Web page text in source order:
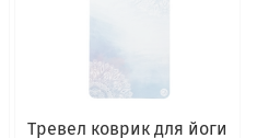
Тревел коврик для йоги